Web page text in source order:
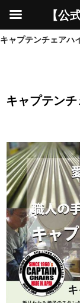
キャプテンチェアハ
キャプテン
【公